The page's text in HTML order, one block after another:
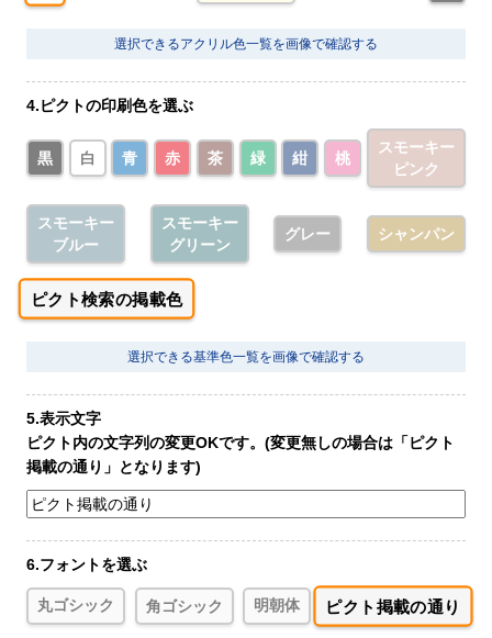
選択できるアクリル色一覧を画像で確認する
4.ピクトの印刷色を選ぶ
黒 白 青 赤 茶 緑 紺 桃
スモーキー
ピンク
スモーキー
ブルー
スモーキー
グリーン
グレー シャンパン
ピクト検索の掲載色
選択できる基準色一覧を画像で確認する
5.表示文字
ピクト内の文字列の変更OKです。(変更無しの場合は「ピクト
掲載の通り」となります)
6.フォントを選ぶ
丸ゴシック 角ゴシック 明朝体 ピクト掲載の通り